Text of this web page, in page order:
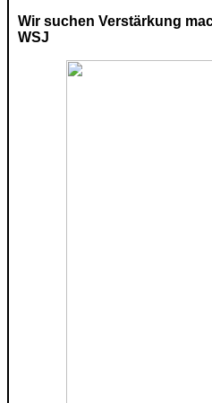
Wir suchen Verstärkung
WSJ